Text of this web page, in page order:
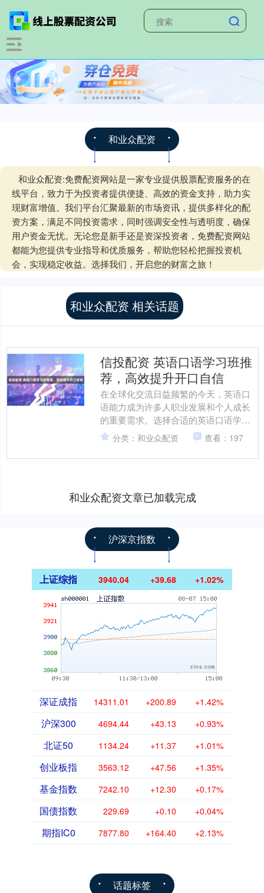
和业众配资
和业众配资:免费配资网站是一家专业提供股票配资服务的在
线平台，致力于为投资者提供便捷、高效的资金支持，助力实
现财富增值。我们平台汇聚最新的市场资讯，提供多样化的配
资方案，满足不同投资需求，同时强调安全性与透明度，确保
用户资金无忧。无论您是新手还是资深投资者，免费配资网站
都能为您提供专业指导和优质服务，帮助您轻松把握投资机
会，实现稳定收益。选择我们，开启您的财富之旅！
和业众配资 相关话题
信投配资 英语口语学习班推
荐，高效提升开口自信
在全球化交流日益频繁的今天，英语口
语能力成为许多人职业发展和个人成长
的重要需求。选择合适的英语口语学习
班，能够帮助学习者快速提升开口自
信，掌握实用沟通技能。优质....
分类：和业众配资 查看：197
和业众配资文章已加载完成
沪深京指数
上证综指 3940.04 +39.68 +1.02%
深证成指 14311.01 +200.89 +1.42%
沪深300 4694.44 +43.13 +0.93%
北证50 1134.24 +11.37 +1.01%
创业板指 3563.12 +47.56 +1.35%
基金指数 7242.10 +12.30 +0.17%
国债指数 229.69 +0.10 +0.04%
期指IC0 7877.80 +164.40 +2.13%
话题标签